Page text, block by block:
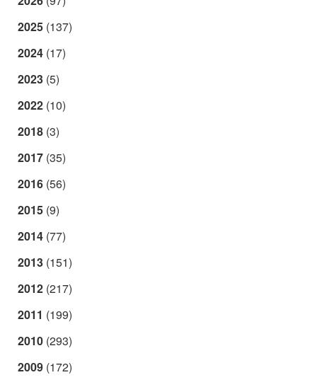
2025 (137)
2024 (17)
2023 (5)
2022 (10)
2018 (3)
2017 (35)
2016 (56)
2015 (9)
2014 (77)
2013 (151)
2012 (217)
2011 (199)
2010 (293)
2009 (172)